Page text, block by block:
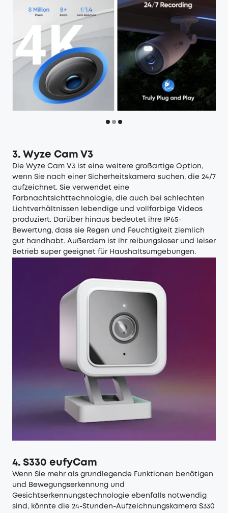
3. Wyze Cam V3
Die Wyze Cam V3 ist eine weitere großartige Option,
wenn Sie nach einer Sicherheitskamera suchen, die 24/7
aufzeichnet. Sie verwendet eine
Farbnachtsichttechnologie, die auch bei schlechten
Lichtverhältnissen lebendige und vollfarbige Videos
produziert. Darüber hinaus bedeutet ihre IP65-
Bewertung, dass sie Regen und Feuchtigkeit ziemlich
gut handhabt. Außerdem ist ihr reibungsloser und leiser
Betrieb super geeignet für Haushaltsumgebungen.
4. S330 eufyCam
Wenn Sie mehr als grundlegende Funktionen benötigen
und Bewegungserkennung und
Gesichtserkennungstechnologie ebenfalls notwendig
sind, könnte die 24-Stunden-Aufzeichnungskamera S330